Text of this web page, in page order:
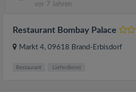
vor 7 Jahren
Restaurant Bombay Palace
Markt 4, 09618 Brand-Erbisdorf
Restaurant Lieferdienst